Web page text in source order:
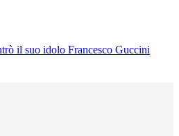
il suo idolo Francesco Guccini